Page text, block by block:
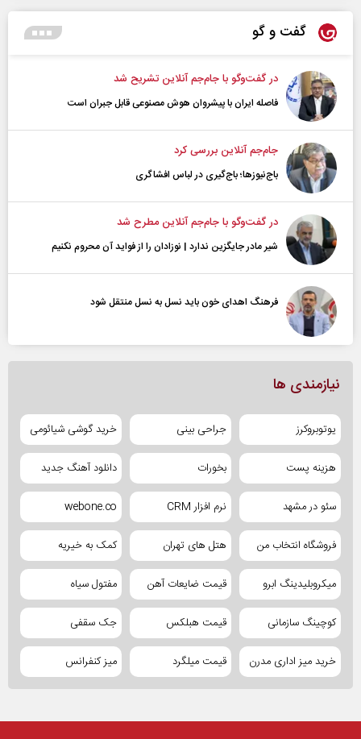
گفت و گو
در گفت‌و‌گو با جام‌جم آنلاین تشریح شد
فاصله ایران با پیشرو‌ان هوش مصنوعی قابل جبران است
جام‌جم آنلاین بررسی کرد
باج‌نیوزها؛ باج‌گیری در لباس افشاگری
در گفت‌و‌گو با جام‌جم آنلاین مطرح شد
شیر مادر جایگزین ندارد | نوزادان را از فواید آن محروم نکنیم
فرهنگ اهدای خون باید نسل به نسل منتقل شود
نیازمندی ها
یوتوبروکرز جراحی بینی خرید گوشی شیائومی
هزینه پست بخورات دانلود آهنگ جدید
سئو در مشهد نرم افزار CRM webone.co
فروشگاه انتخاب من هتل های تهران کمک به خیریه
میکروبلیدینگ ابرو قیمت ضایعات آهن مفتول سیاه
کوچینگ سازمانی قیمت هبلکس جک سقفی
خرید میز اداری مدرن قیمت میلگرد میز کنفرانس